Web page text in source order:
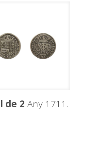
de 2 Any 1711.